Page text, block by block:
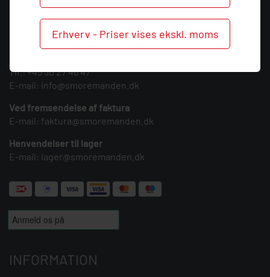
Erhverv - Priser vises ekskl. moms
Smøremanden A/S
CVR: 39683717
Søndergården 3
9640 Farsø
Tlf.:+45 30 27 46 47
E-mail: info@smoremanden.dk
Ved fremsendelse af faktura
E-mail: faktura@smoremanden.dk
Henvendelser til lager
E-mail: lager@smoremanden.dk
INFORMATION